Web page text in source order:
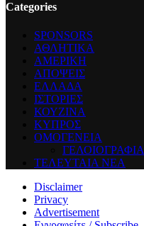
Categories
SPONSORS
ΑΘΛΗΤΙΚΑ
ΑΜΕΡΙΚΗ
ΑΠΟΨΕΙΣ
ΕΛΛΑΔΑ
ΙΣΤΟΡΙΕΣ
ΚΟΥΖΙΝΑ
ΚΥΠΡΟΣ
ΟΜΟΓΕΝΕΙΑ
ΓΕΛΟΙΟΓΡΑΦΙΑ
ΤΕΛΕΥΤΑΙΑ ΝΕΑ
Disclaimer
Privacy
Advertisement